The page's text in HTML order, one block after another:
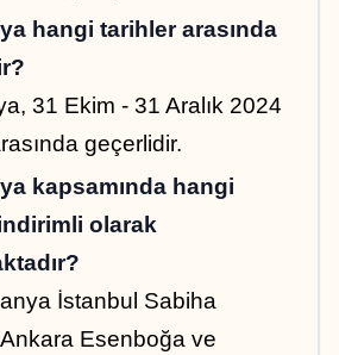
hangi tarihler arasında
31 Ekim - 31 Aralık 2024
geçerlidir.
kapsamında hangi
olarak
İstanbul Sabiha
Esenboğa ve